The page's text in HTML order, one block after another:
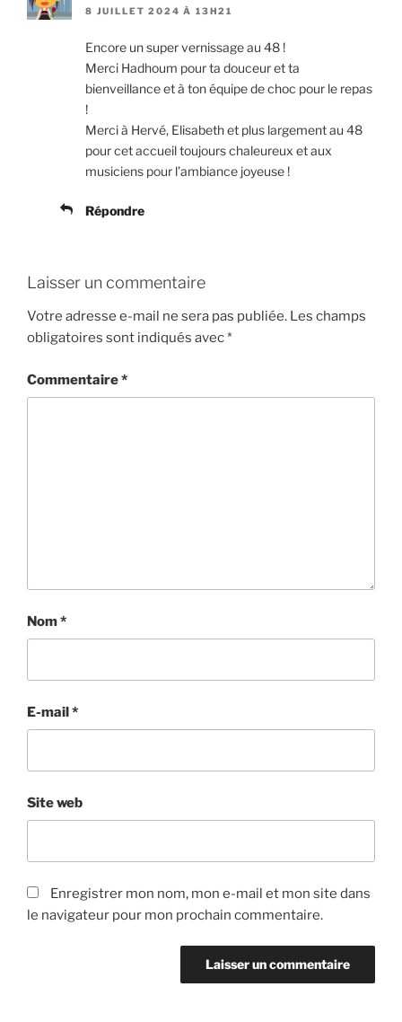
8 JUILLET 2024 À 13H21
Encore un super vernissage au 48 !
Merci Hadhoum pour ta douceur et ta
bienveillance et à ton équipe de choc pour le repas
!
Merci à Hervé, Elisabeth et plus largement au 48
pour cet accueil toujours chaleureux et aux
musiciens pour l’ambiance joyeuse !
Répondre
Laisser un commentaire
Votre adresse e-mail ne sera pas publiée. Les champs
obligatoires sont indiqués avec*
Commentaire*
Nom*
E-mail*
Site web
Enregistrer mon nom, mon e-mail et mon site dans
le navigateur pour mon prochain commentaire.